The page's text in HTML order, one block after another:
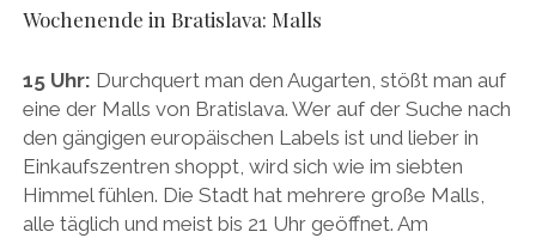
Wochenende in Bratislava: Malls
15 Uhr: Durchquert man den Augarten, stößt man auf
eine der Malls von Bratislava. Wer auf der Suche nach
den gängigen europäischen Labels ist und lieber in
Einkaufszentren shoppt, wird sich wie im siebten
Himmel fühlen. Die Stadt hat mehrere große Malls,
alle täglich und meist bis 21 Uhr geöffnet. Am